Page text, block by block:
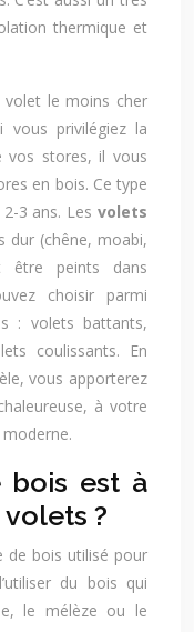
thermique et
volet le moins cher
vous privilégiez la
vos stores, il vous
en bois. Ce type
3 ans. Les volets
dur (chêne, moabi,
être peints dans
choisir parmi
: volets battants,
coulissants. En
vous apporterez
à votre
bois est à
?
de bois utilisé pour
du bois qui
le mélèze ou le